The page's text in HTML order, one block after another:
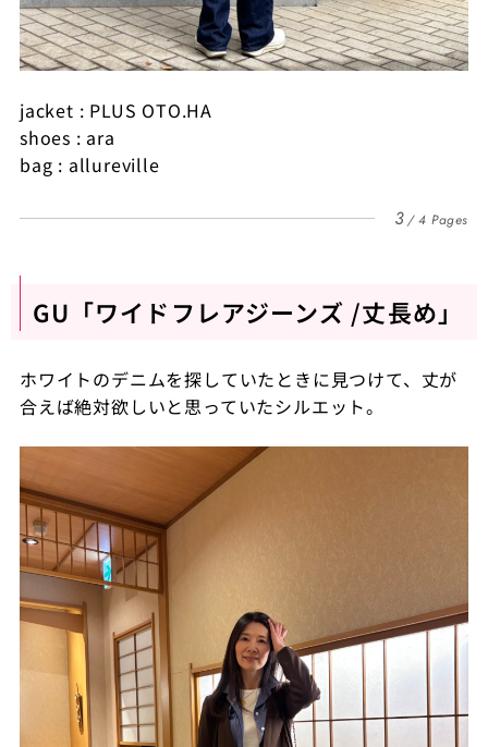
jacket : PLUS OTO.HA
shoes : ara
bag : allureville
3 4 Pages
GU「ワイドフレアジーンズ /丈長め」
ホワイトのデニムを探していたときに見つけて、丈が
合えば絶対欲しいと思っていたシルエット。